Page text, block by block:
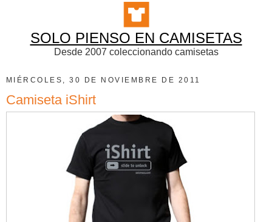
SOLO PIENSO EN CAMISETAS
Desde 2007 coleccionando camisetas
MIÉRCOLES, 30 DE NOVIEMBRE DE 2011
Camiseta iShirt